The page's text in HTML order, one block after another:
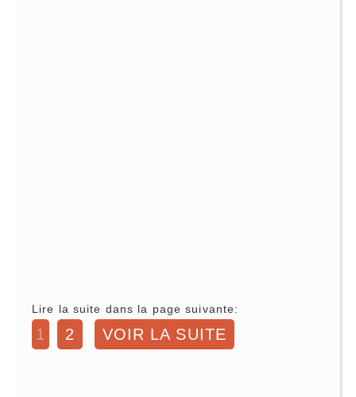
Lire la suite dans la page suivante:
1 2 VOIR LA SUITE